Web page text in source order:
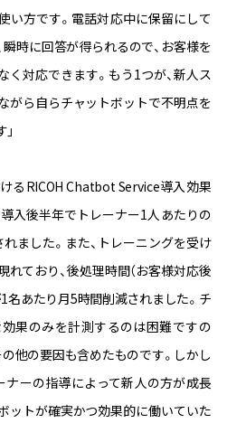
い方です。電話対応中に保留にして
時に回答が得られるので、お客様を
対応できます。もう1つが、新人ス
がら自らチャットボットで不明点を
るRICOH Chatbot Service導入効果
導入後半年でトレーナー1人あたりの
ました。また、トレーニングを受け
ており、後処理時間（お客様対応後
名あたり月5時間削減されました。チ
果のみを計測するのは困難ですの
他の要因も含めたものです。しかし
ナーの指導によって新人の方が成長
ットが確実かつ効果的に働いていた